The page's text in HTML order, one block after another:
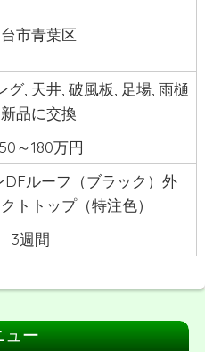
市青葉区
グ, 天井, 破風板, 足場, 雨樋
品に交換
～180万円
DFルーフ（ブラック）外
トトップ（特注色）
3週間
ュー